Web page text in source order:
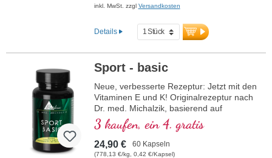
inkl. MwSt. zzgl Versandkosten
Details
Sport - basic
Neue, verbesserte Rezeptur: Jetzt mit den
Vitaminen E und K! Originalrezeptur nach
Dr. med. Michalzik, basierend auf
modernster wissenschaftlicher Forschung.
B-Vitamine 2, 6, 12 und Folsäure in
bioaktiver Form.
3 kaufen, ein 4. gratis
24,90 € 60 Kapseln
(778,13 €/kg, 0,42 €/Kapsel)